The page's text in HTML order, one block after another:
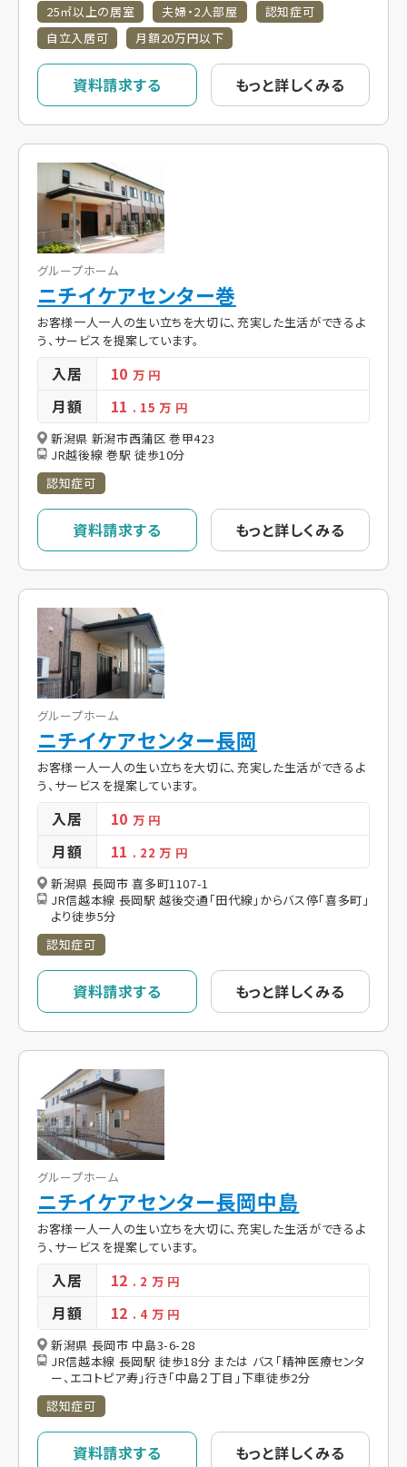
25㎡以上の居室
夫婦・2人部屋
認知症可
自立入居可
月額20万円以下
資料請求する もっと詳しくみる
グループホーム
ニチイケアセンター巻
お客様一人一人の生い立ちを大切に、充実した生活ができるよ
う、サービスを提案しています。
入居 10万 円
月額 11 . 15万 円
新潟県 新潟市西蒲区 巻甲423
JR越後線 巻駅 徒歩10分
認知症可
資料請求する もっと詳しくみる
グループホーム
ニチイケアセンター長岡
お客様一人一人の生い立ちを大切に、充実した生活ができるよ
う、サービスを提案しています。
入居 10万 円
月額 11 . 22万 円
新潟県 長岡市 喜多町1107-1
JR信越本線 長岡駅 越後交通「田代線」からバス停「喜多町」
より徒歩5分
認知症可
資料請求する もっと詳しくみる
グループホーム
ニチイケアセンター長岡中島
お客様一人一人の生い立ちを大切に、充実した生活ができるよ
う、サービスを提案しています。
入居 12 . 2 万 円
月額 12 . 4 万 円
新潟県 長岡市 中島3-6-28
JR信越本線 長岡駅 徒歩18分 または バス「精神医療センタ
ー、エコトピア寿」行き「中島２丁目」下車徒歩2分
認知症可
資料請求する もっと詳しくみる